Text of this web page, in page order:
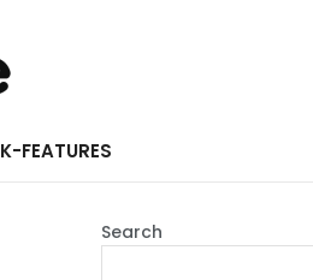
K-FEATURES
Search